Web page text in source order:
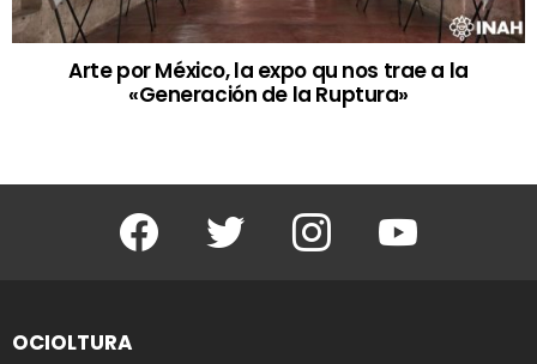
Arte por México, la expo qu nos trae a la
«Generación de la Ruptura»
Facebook Twitter Instagram
OCIOLTURA